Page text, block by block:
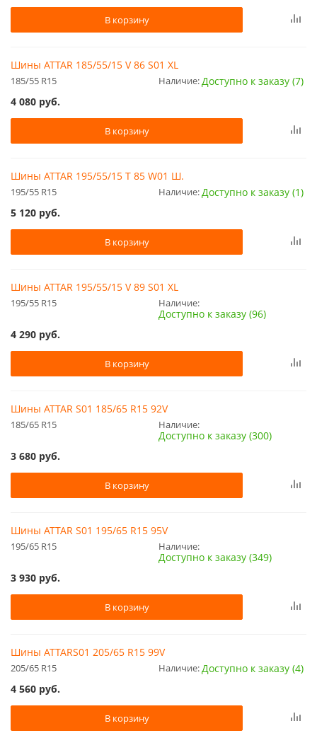
В корзину
Шины ATTAR 185/55/15 V 86 S01 XL
185/55 R15 Наличие:Доступно к заказу (7)
4 080 руб.
В корзину
Шины ATTAR 195/55/15 T 85 W01 Ш.
195/55 R15 Наличие:Доступно к заказу (1)
5 120 руб.
В корзину
Шины ATTAR 195/55/15 V 89 S01 XL
195/55 R15 Наличие:
Доступно к заказу (96)
4 290 руб.
В корзину
Шины ATTAR S01 185/65 R15 92V
185/65 R15 Наличие:
Доступно к заказу (300)
3 680 руб.
В корзину
Шины ATTAR S01 195/65 R15 95V
195/65 R15 Наличие:
Доступно к заказу (349)
3 930 руб.
В корзину
Шины ATTARS01 205/65 R15 99V
205/65 R15 Наличие:Доступно к заказу (4)
4 560 руб.
В корзину